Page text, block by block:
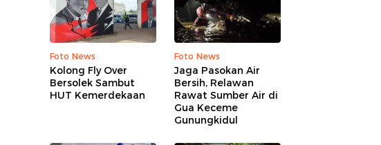
Foto News
Kolong Fly Over
Bersolek Sambut
HUT Kemerdekaan
Foto News
Jaga Pasokan Air
Bersih, Relawan
Rawat Sumber Air di
Gua Keceme
Gunungkidul